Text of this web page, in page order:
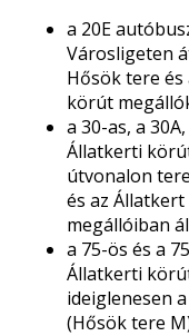
a 20E
Városligeten
Hősök tere
körút
a 30-as, a
Állatkerti
útvonalon
és az
megállóiban
a 75-ös és a
Állatkerti
ideiglenesen
(Hősök tere